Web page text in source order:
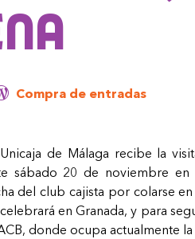
Compra de entradas
de Málaga recibe la
sábado 20 de noviembre en
del club cajista por colarse
en Granada, y para
donde ocupa actualmente